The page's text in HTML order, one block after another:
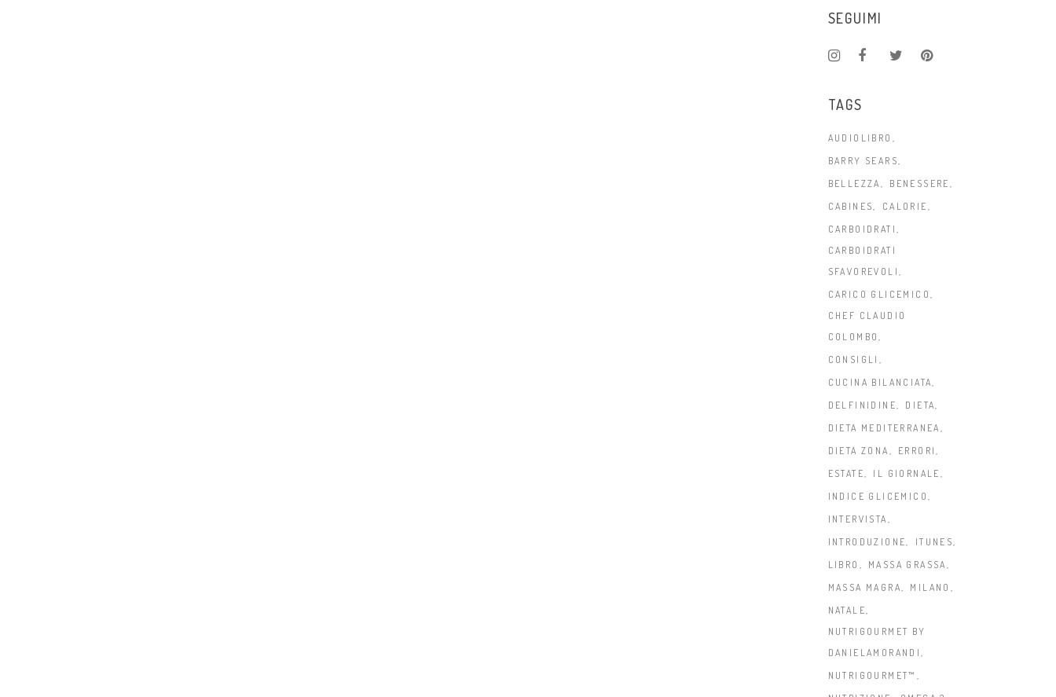
SEGUIMI
TAGS
AUDIOLIBRO
BARRY SEARS
BELLEZZA
BENESSERE
CABINES
CALORIE
CARBOIDRATI
CARBOIDRATI
SFAVOREVOLI
CARICO GLICEMICO
CHEF CLAUDIO
COLOMBO
CONSIGLI
CUCINA BILANCIATA
DELFINIDINE
DIETA
DIETA MEDITERRANEA
DIETA ZONA
ERRORI
ESTATE
IL GIORNALE
INDICE GLICEMICO
INTERVISTA
INTRODUZIONE
ITUNES
LIBRO
MASSA GRASSA
MASSA MAGRA
MILANO
NATALE
NUTRIGOURMET BY
DANIELAMORANDI
NUTRIGOURMET™